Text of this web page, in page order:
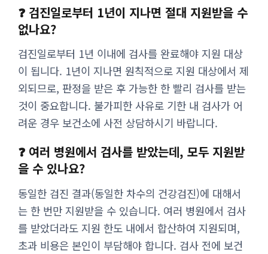
❓ 검진일로부터 1년이 지나면 절대 지원받을 수
없나요?
검진일로부터 1년 이내에 검사를 완료해야 지원 대상
이 됩니다. 1년이 지나면 원칙적으로 지원 대상에서 제
외되므로, 판정을 받은 후 가능한 한 빨리 검사를 받는
것이 중요합니다. 불가피한 사유로 기한 내 검사가 어
려운 경우 보건소에 사전 상담하시기 바랍니다.
❓ 여러 병원에서 검사를 받았는데, 모두 지원받
을 수 있나요?
동일한 검진 결과(동일한 차수의 건강검진)에 대해서
는 한 번만 지원받을 수 있습니다. 여러 병원에서 검사
를 받았더라도 지원 한도 내에서 합산하여 지원되며,
초과 비용은 본인이 부담해야 합니다. 검사 전에 보건